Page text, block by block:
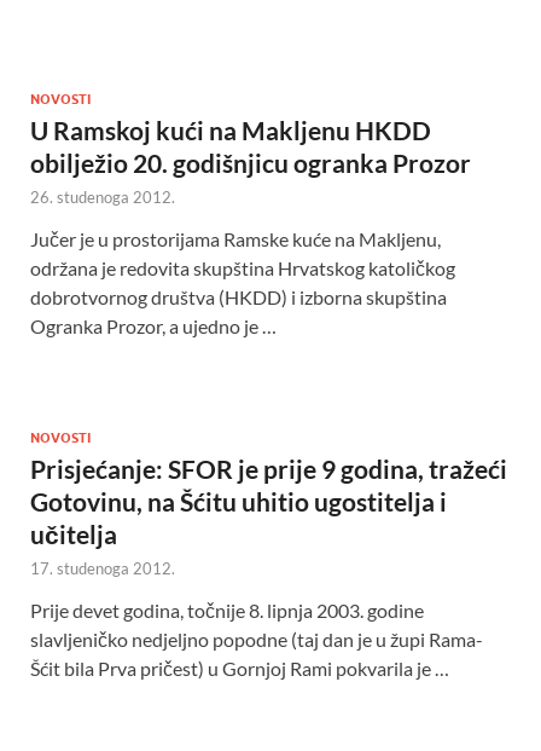
NOVOSTI
U Ramskoj kući na Makljenu HKDD
obilježio 20. godišnjicu ogranka Prozor
26. studenoga 2012.
Jučer je u prostorijama Ramske kuće na Makljenu,
održana je redovita skupština Hrvatskog katoličkog
dobrotvornog društva (HKDD) i izborna skupština
Ogranka Prozor, a ujedno je …
NOVOSTI
Prisjećanje: SFOR je prije 9 godina, tražeći
Gotovinu, na Šćitu uhitio ugostitelja i
učitelja
17. studenoga 2012.
Prije devet godina, točnije 8. lipnja 2003. godine
slavljeničko nedjeljno popodne (taj dan je u župi Rama-
Šćit bila Prva pričest) u Gornjoj Rami pokvarila je …